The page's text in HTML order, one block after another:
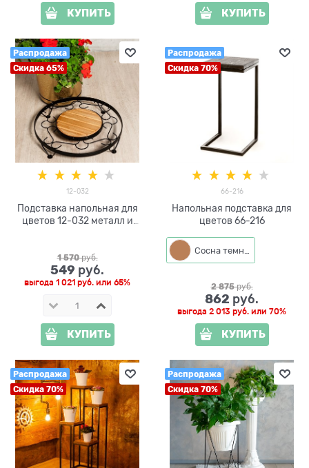
КУПИТЬ КУПИТЬ
Распродажа
Скидка 65%
12-032
Подставка напольная для
цветов 12-032 металл и
1 570 руб.
549 руб.
выгода 1 021 руб. или 65%
КУПИТЬ
Распродажа
Скидка 70%
66-216
Напольная подставка для
цветов 66-216
2 875 руб.
862 руб.
выгода 2 013 руб. или 70%
КУПИТЬ
Распродажа
Скидка 70%
Распродажа
Скидка 70%